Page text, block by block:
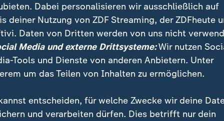
vor Überlastung des
(WHO) warnt vor einer Überlastung
Gesundheitssystems. Vertriebene
wie Masern, Denguefieber, Gelbfieber und
Lindmeier mit. Die Gesundheitsdienste
die Einrichtungen arbeiteten "über ihren
Traumapatienten".
Dabei personalisieren wir ausschließlich auf
deiner Nutzung von ZDF Streaming, der ZDFheute
Daten von Dritten werden von uns nicht
Media und externe Drittsysteme:Wir nutzen
Tools und Dienste von anderen Anbietern. Unter
um das Teilen von Inhalten zu ermöglichen.
entscheiden, für welche Zwecke wir deine
und verarbeiten dürfen. Dies betrifft nur dein